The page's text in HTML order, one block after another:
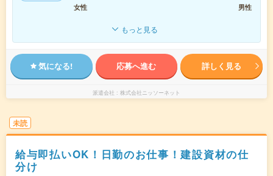
女性
男性
もっと見る
気になる! 応募へ進む 詳しく見る
派遣会社 株式会社ニッソーネット
未読
給与即払いOK！日勤のお仕事！建設資材の仕
分け